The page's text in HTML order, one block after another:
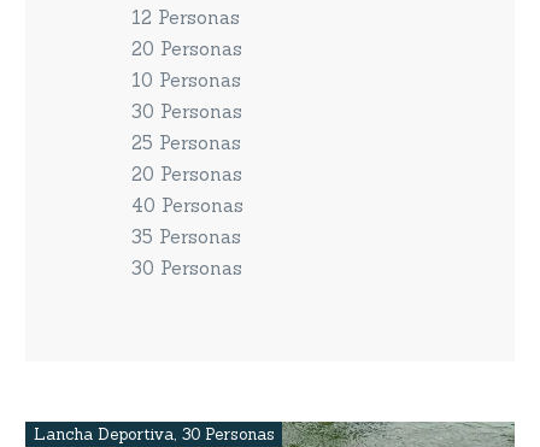
Lancha Deportiva, 30 Personas
12 Personas
20 Personas
10 Personas
30 Personas
25 Personas
20 Personas
40 Personas
35 Personas
30 Personas